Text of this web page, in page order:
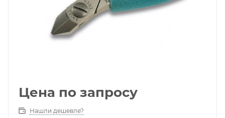
Цена по запросу
Нашли дешевле?